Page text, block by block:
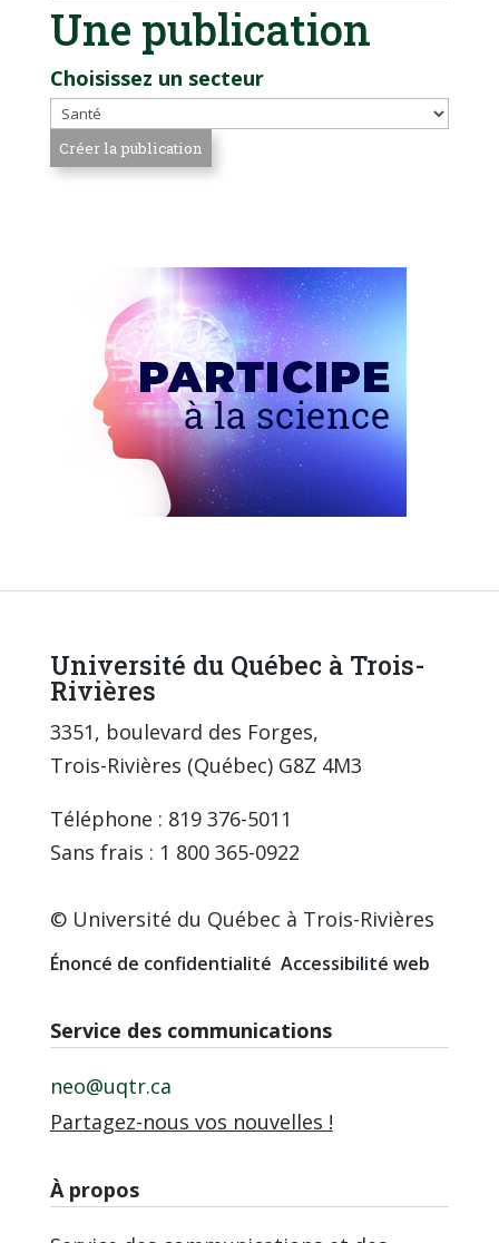
Une publication
Choisissez un secteur
Université du Québec à Trois-
Rivières
3351, boulevard des Forges,
Trois-Rivières (Québec) G8Z 4M3
Téléphone : 819 376-5011
Sans frais : 1 800 365-0922
© Université du Québec à Trois-Rivières
Énoncé de confidentialité Accessibilité web
Service des communications
neo@uqtr.ca
Partagez-nous vos nouvelles !
À propos